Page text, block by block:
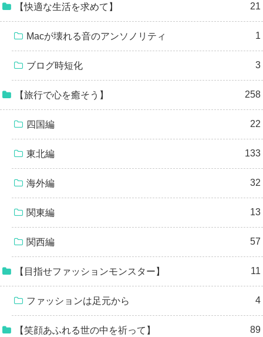
【快適な生活を求めて】 21
Macが壊れる音のアンソノリティ 1
ブログ時短化 3
【旅行で心を癒そう】 258
四国編 22
東北編 133
海外編 32
関東編 13
関西編 57
【目指せファッションモンスター】 11
ファッションは足元から 4
【笑顔あふれる世の中を祈って】 89